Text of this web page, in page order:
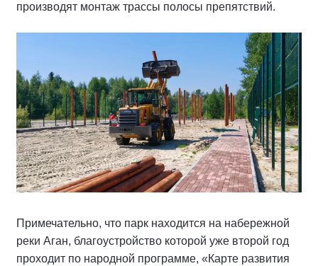
производят монтаж трассы полосы препятствий.
Примечательно, что парк находится на набережной
реки Аган, благоустройство которой уже второй год
проходит по народной программе, «Карте развития